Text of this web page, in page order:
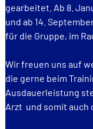
gearbeitet. Ab 8.
und ab 14.
für die Gruppe, im
Wir freuen uns auf
die gerne beim
Ausdauerleistung
Arzt und somit auch